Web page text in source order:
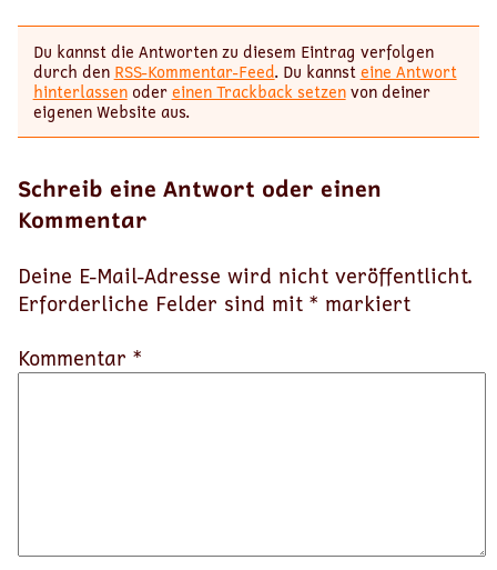
Du kannst die Antworten zu diesem Eintrag verfolgen
durch den RSS-Kommentar-Feed. Du kannsteine Antwort
hinterlassenodereinen Trackback setzenvon deiner
eigenen Website aus.
Schreib eine Antwort oder einen
Kommentar
Deine E-Mail-Adresse wird nicht veröffentlicht.
Erforderliche Felder sind mit * markiert
Kommentar *